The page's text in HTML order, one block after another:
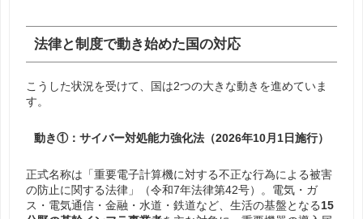
法律と制度で動き始めた国の対応
こうした状況を受けて、国は2つの大きな動きを進めていま
す。
動き①：サイバー対処能力強化法（2026年10月1日施行）
正式名称は「重要電子計算機に対する不正な行為による被害
の防止に関する法律」（令和7年法律第42号）。電気・ガ
ス・電気通信・金融・水道・鉄道など、生活の基盤となる15